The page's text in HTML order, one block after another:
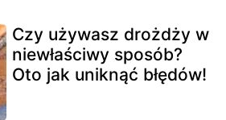
Czy używasz drożdży w
niewłaściwy sposób?
Oto jak uniknąć błędów!